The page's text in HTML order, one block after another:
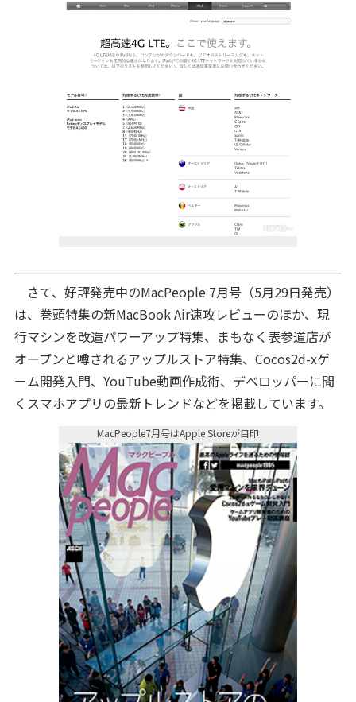
さて、好評発売中のMacPeople 7月号（5月29日発売）
は、巻頭特集の新MacBook Air速攻レビューのほか、現
行マシンを改造パワーアップ特集、まもなく表参道店が
オープンと噂されるアップルストア特集、Cocos2d-xゲ
ーム開発入門、YouTube動画作成術、デベロッパーに聞
くスマホアプリの最新トレンドなどを掲載しています。
MacPeople7月号はApple Storeが目印